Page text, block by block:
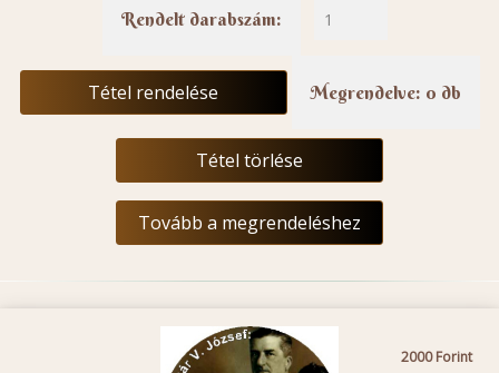
Rendelt darabszám:
Tétel rendelése Megrendelve: 0 db
Tétel törlése
Tovább a megrendeléshez
2000